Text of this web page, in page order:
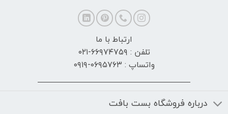
ارتباط با ما
تلفن : ۶۶۹۷۴۷۵۹-۰۲۱
واتساپ : ۰۶۹۵۷۶۳-۰۹۱۹
درباره فروشگاه بست بافت